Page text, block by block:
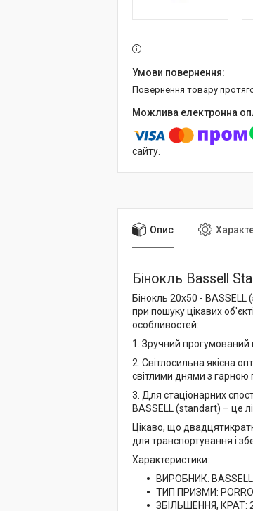
повернення товару
сайту.
Опис
Бінокль Bassell
Бінокль 20x50 -
при пошуку цікавих
особливостей:
1. Зручний прогумований
2. Світлосильна якісна
світлими днями з гарною
3. Для стаціонарних
BASSELL (standart) – це
Цікаво, що
для транспортування і
Характеристики:
ВИРОБНИК: BASSELL
ТИП ПРИЗМИ: PORRO
ЗБІЛЬШЕННЯ, КРАТ: